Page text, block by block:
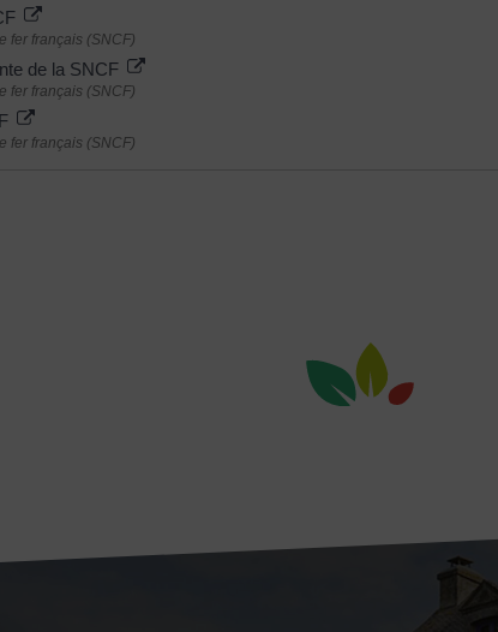
fer français (SNCF)
de la SNCF
fer français (SNCF)
fer français (SNCF)